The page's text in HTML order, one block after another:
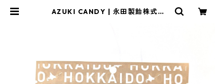
AZUKI CANDY | 永田製飴株式会